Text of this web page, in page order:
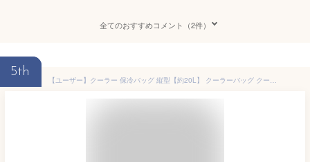
全てのおすすめコメント（2件）
5th
【ユーザー】クーラー 保冷バッグ 縦型【約20L】 クーラーバッグ クーラーボックス ファスナータイプ